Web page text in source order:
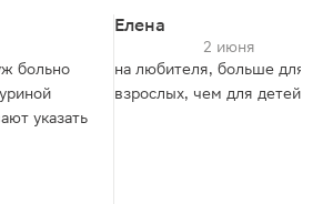
больно
указать
Елена
2 июня
на любителя, больше для
взрослых, чем для детей.